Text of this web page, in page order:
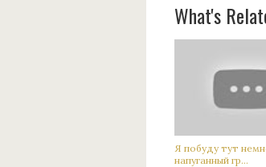
What's
Я побуду тут
нaпуганный гр...